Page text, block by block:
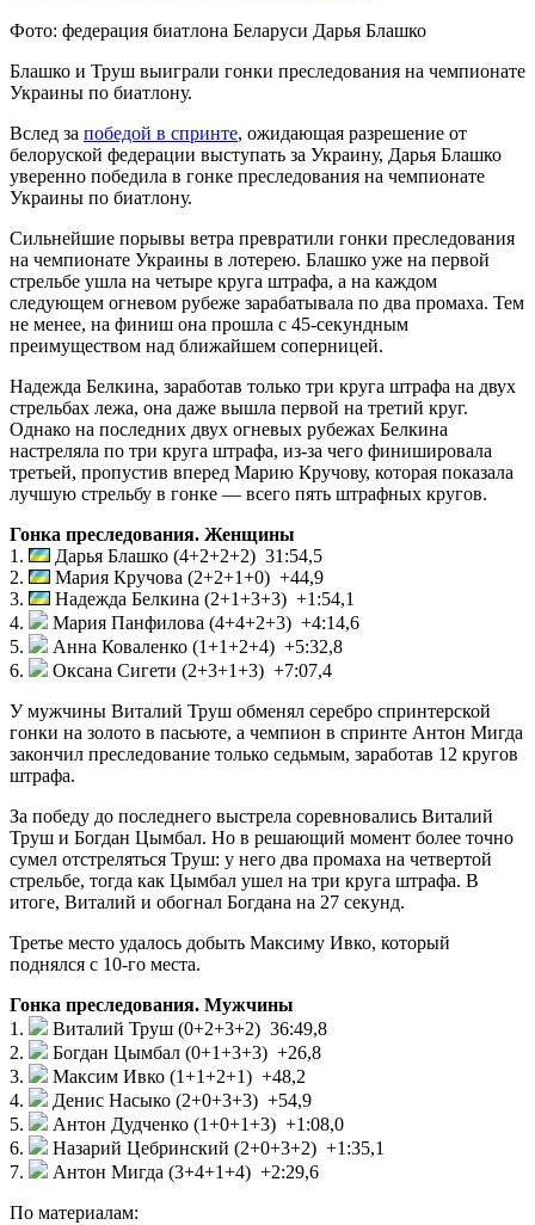
Фото: федерация биатлона Беларуси Дарья Блашко
Блашко и Труш выиграли гонки преследования на чемпионате
Украины по биатлону.
Вслед за победой в спринте, ожидающая разрешение от
белоруской федерации выступать за Украину, Дарья Блашко
уверенно победила в гонке преследования на чемпионате
Украины по биатлону.
Сильнейшие порывы ветра превратили гонки преследования
на чемпионате Украины в лотерею. Блашко уже на первой
стрельбе ушла на четыре круга штрафа, а на каждом
следующем огневом рубеже зарабатывала по два промаха. Тем
не менее, на финиш она прошла с 45-секундным
преимуществом над ближайшем соперницей.
Надежда Белкина, заработав только три круга штрафа на двух
стрельбах лежа, она даже вышла первой на третий круг.
Однако на последних двух огневых рубежах Белкина
настреляла по три круга штрафа, из-за чего финишировала
третьей, пропустив вперед Марию Кручову, которая показала
лучшую стрельбу в гонке — всего пять штрафных кругов.
Гонка преследования. Женщины
1.
Дарья Блашко (4+2+2+2) 31:54,5
2.
Мария Кручова (2+2+1+0) +44,9
3.
Надежда Белкина (2+1+3+3) +1:54,1
4.
Мария Панфилова (4+4+2+3) +4:14,6
5.
Анна Коваленко (1+1+2+4) +5:32,8
6.
Оксана Сигети (2+3+1+3) +7:07,4
У мужчины Виталий Труш обменял серебро спринтерской
гонки на золото в пасьюте, а чемпион в спринте Антон Мигда
закончил преследование только седьмым, заработав 12 кругов
штрафа.
За победу до последнего выстрела соревновались Виталий
Труш и Богдан Цымбал. Но в решающий момент более точно
сумел отстреляться Труш: у него два промаха на четвертой
стрельбе, тогда как Цымбал ушел на три круга штрафа. В
итоге, Виталий и обогнал Богдана на 27 секунд.
Третье место удалось добыть Максиму Ивко, который
поднялся с 10-го места.
Гонка преследования. Мужчины
1.
Виталий Труш (0+2+3+2) 36:49,8
2.
Богдан Цымбал (0+1+3+3) +26,8
3.
Максим Ивко (1+1+2+1) +48,2
4.
Денис Насыко (2+0+3+3) +54,9
5.
Антон Дудченко (1+0+1+3) +1:08,0
6.
Назарий Цебринский (2+0+3+2) +1:35,1
7.
Антон Мигда (3+4+1+4) +2:29,6
По материалам: